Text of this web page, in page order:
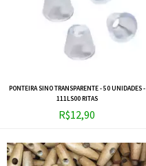
PONTEIRA SINO TRANSPARENTE - 50 UNIDADES -
111LS00 RITAS
R$12,90